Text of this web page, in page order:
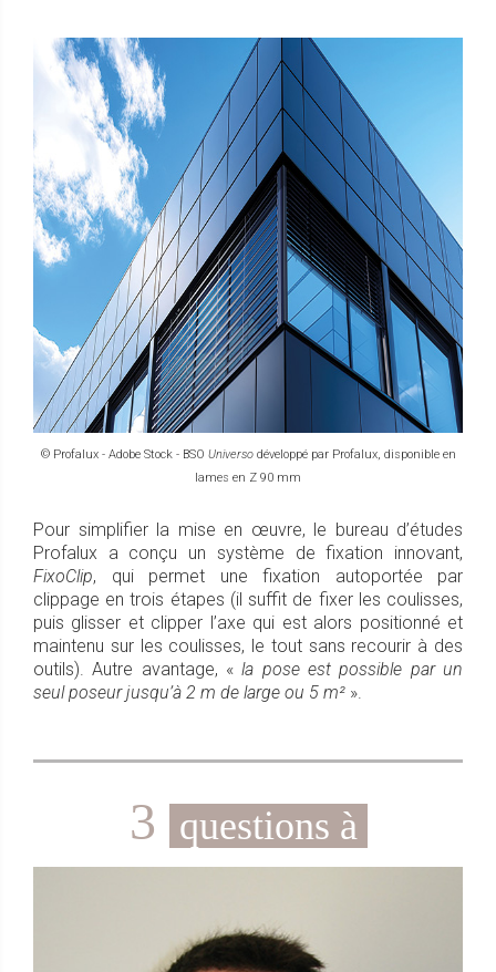
© Profalux - Adobe Stock - BSO Universodéveloppé par Profalux, disponible en
lames en Z 90 mm
Pour simplifier la mise en œuvre, le bureau d’études
Profalux a conçu un système de fixation innovant,
FixoClip, qui permet une fixation autoportée par
clippage en trois étapes (il suffit de fixer les coulisses,
puis glisser et clipper l’axe qui est alors positionné et
maintenu sur les coulisses, le tout sans recourir à des
outils). Autre avantage, « la pose est possible par un
seul poseur jusqu’à 2 m de large ou 5 m² ».
3 questions à